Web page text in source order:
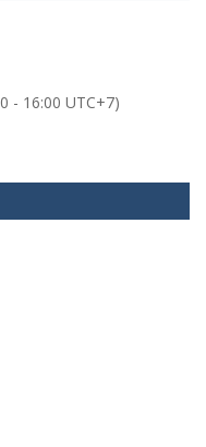
- 16:00 UTC+7)